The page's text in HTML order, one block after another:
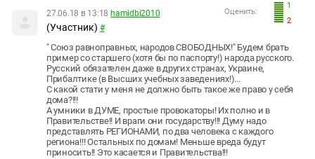
1
2
Оценить:
27.06.18 в 13:18 hamidbi2010
(Участник) #
" Союз равноправных, народов СВОБОДНЫХ!" Будем брать
пример со старшего (хотя бы по паспорту!) народа русского.
Русский обязателен даже в других странах, Украине,
Прибалтике (в Высших учебных заведениях!)...
С какой стати у меня не должно быть такое же право у себя
дома?!!!
А умники в ДУМЕ, простые провокаторы! Их полно и в
Правительстве!! И враги они государству!!! Думу надо
представлять РЕГИОНАМИ, по два человека с каждого
региона!!! Остальных по домам! Меньше вреда будут
приносить!! Это касается и Правительства!!!